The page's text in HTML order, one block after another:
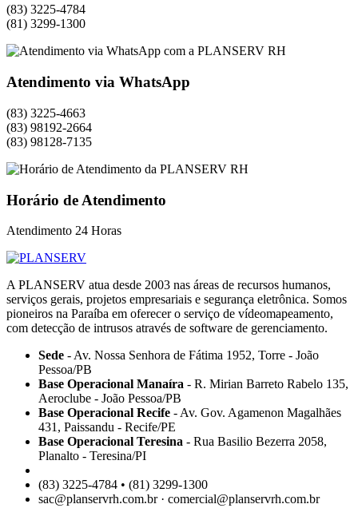
(83) 3225-4784
(81) 3299-1300
Atendimento via WhatsApp
(83) 3225-4663
(83) 98192-2664
(83) 98128-7135
Horário de Atendimento
Atendimento 24 Horas
A PLANSERV atua desde 2003 nas áreas de recursos humanos,
serviços gerais, projetos empresariais e segurança eletrônica. Somos
pioneiros na Paraíba em oferecer o serviço de vídeomapeamento,
com detecção de intrusos através de software de gerenciamento.
Sede - Av. Nossa Senhora de Fátima 1952, Torre - João
Pessoa/PB
Base Operacional Manaíra - R. Mirian Barreto Rabelo 135,
Aeroclube - João Pessoa/PB
Base Operacional Recife - Av. Gov. Agamenon Magalhães
431, Paissandu - Recife/PE
Base Operacional Teresina - Rua Basilio Bezerra 2058,
Planalto - Teresina/PI
(83) 3225-4784 • (81) 3299-1300
sac@planservrh.com.br · comercial@planservrh.com.br